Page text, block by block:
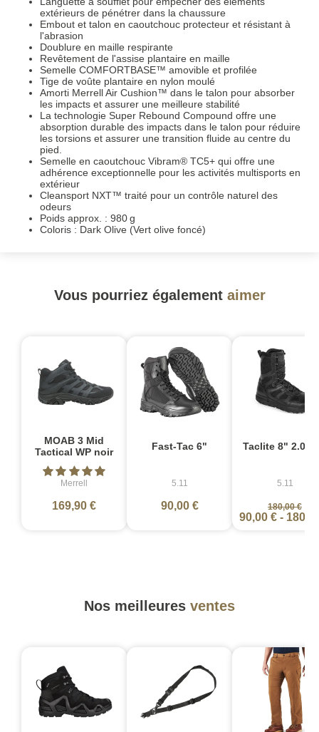
extérieurs de pénétrer dans la chaussure
Embout et talon en caoutchouc protecteur et résistant à
l'abrasion
Doublure en maille respirante
Revêtement de l'assise plantaire en maille
Semelle COMFORTBASE™ amovible et profilée
Tige de voûte plantaire en nylon moulé
Amorti Merrell Air Cushion™ dans le talon pour absorber
les impacts et assurer une meilleure stabilité
La technologie Super Rebound Compound offre une
absorption durable des impacts dans le talon pour réduire
les torsions et assurer une transition fluide au centre du
pied.
Semelle en caoutchouc Vibram® TC5+ qui offre une
adhérence exceptionnelle pour les activités multisports en
extérieur
Cleansport NXT™ traité pour un contrôle naturel des
odeurs
Poids approx. : 980 g
Coloris : Dark Olive (Vert olive foncé)
Vous pourriez également aimer
MOAB 3 Mid
Tactical WP noir
Merrell
169,90 €
Fast-Tac 6"
5.11
90,00 €
Taclite 8" 2.0
5.11
180,00 €
90,00 € -
Nos meilleures ventes